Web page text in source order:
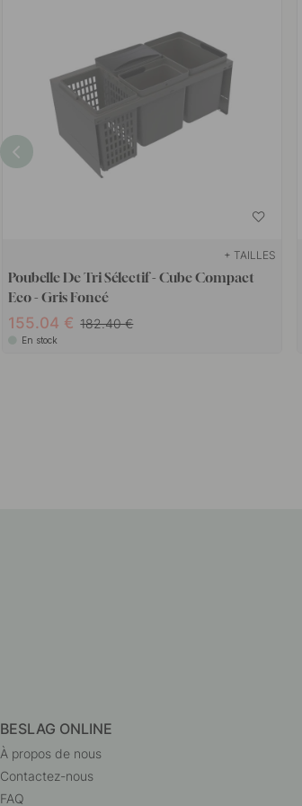
+ TAILLES
Poubelle De Tri Sélectif - Cube Compact
Eco - Gris Foncé
155.04 182.40
En stock
BESLAG ONLINE
À propos de nous
Contactez-nous
FAQ